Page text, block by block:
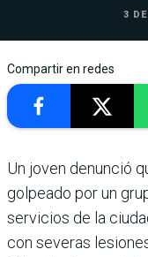
3
Compartir en redes
Un joven denunció
golpeado por un
servicios de la
con severas